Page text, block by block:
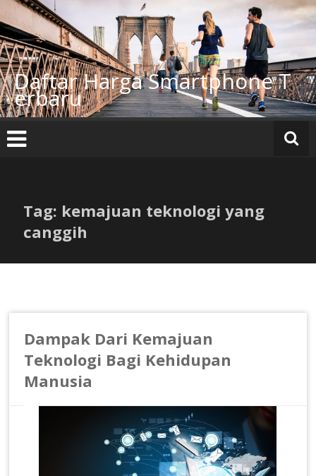
Lompat
ke
konten
Daftar Harga Smartphone T
erbaru
Tag: kemajuan teknologi yang
canggih
Dampak Dari Kemajuan
Teknologi Bagi Kehidupan
Manusia